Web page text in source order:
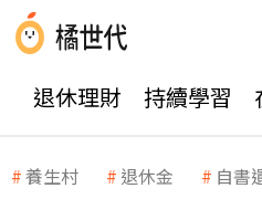
退休理財 持續學習
養生村 退休金 自書